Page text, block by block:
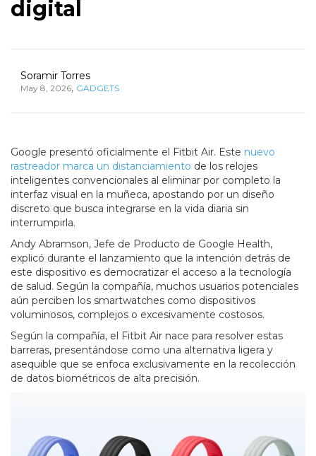
digital
Soramir Torres
May 8, 2026, GADGETS
Google presentó oficialmente el Fitbit Air. Este nuevo
rastreador marca un distanciamiento de los relojes
inteligentes convencionales al eliminar por completo la
interfaz visual en la muñeca, apostando por un diseño
discreto que busca integrarse en la vida diaria sin
interrumpirla.
Andy Abramson, Jefe de Producto de Google Health,
explicó durante el lanzamiento que la intención detrás de
este dispositivo es democratizar el acceso a la tecnología
de salud. Según la compañía, muchos usuarios potenciales
aún perciben los smartwatches como dispositivos
voluminosos, complejos o excesivamente costosos.
Según la compañía, el Fitbit Air nace para resolver estas
barreras, presentándose como una alternativa ligera y
asequible que se enfoca exclusivamente en la recolección
de datos biométricos de alta precisión.